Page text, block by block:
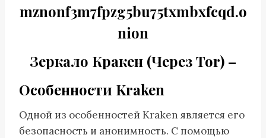
mznonf3m7fpzg5bu75txmbxfcqd.o
nion
Зеркало Кракен (Через Tor) –
Особенности Kraken
Одной из особенностей Kraken является его
безопасность и анонимность. С помощью